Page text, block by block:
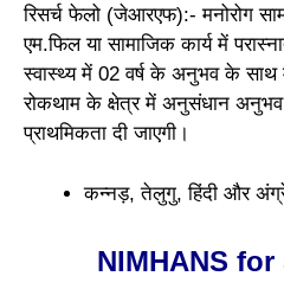
रिसर्च फेलो (जेआरएफ):- मनोरोग
एम.फिल या सामाजिक कार्य में
स्वास्थ्य में 02 वर्ष के अनुभव के साथ
रोकथाम के क्षेत्र में अनुसंधान अनुभव
प्राथमिकता दी जाएगी।
कन्नड़, तेलुगु, हिंदी और
NIMHANS